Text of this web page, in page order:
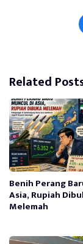
Related
Benih Perang
Asia, Rupiah
Melemah